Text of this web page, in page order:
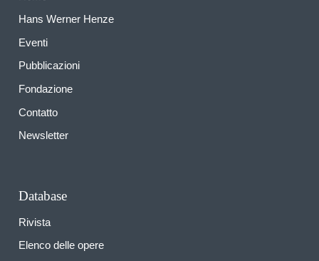
Hans Werner Henze
Eventi
Pubblicazioni
Fondazione
Contatto
Newsletter
Database
Rivista
Elenco delle opere